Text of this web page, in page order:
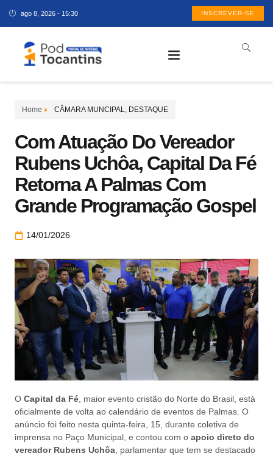
ago 8, 2026 - 15:30 INSCREVER-SE
Home CÂMARA MUNCIPAL, DESTAQUE
Com Atuação Do Vereador
Rubens Uchôa, Capital Da Fé
Retorna A Palmas Com
Grande Programação Gospel
14/01/2026
O Capital da Fé , maior evento cristão do Norte do Brasil, está
oficialmente de volta ao calendário de eventos de Palmas. O
anúncio foi feito nesta quinta-feira, 15, durante coletiva de
imprensa no Paço Municipal, e contou com o apoio direto do
vereador Rubens Uchôa , parlamentar que tem se destacado